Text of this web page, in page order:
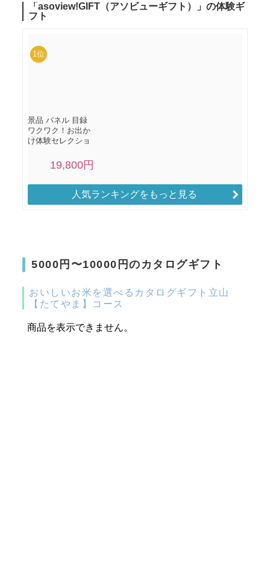
人気ランキングをもっと見る
5000円〜10000円のカタログギフト
おいしいお米を選べるカタログギフト立山
【たてやま】コース